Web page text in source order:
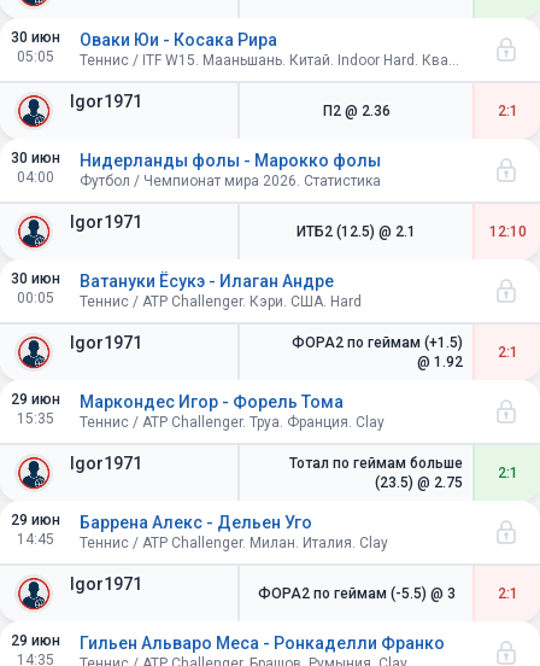
30 июн
05:05
Igor1971
Оваки Юи - Косака Рира
Теннис / ITF W15. Мааньшань. Китай. Indoor Hard. Квалификация (3-й сет - супер тай-брейк)
П2 @ 2.36 2:1
30 июн
04:00
Igor1971
Нидерланды фолы - Марокко фолы
Футбол / Чемпионат мира 2026. Статистика
ИТБ2 (12.5) @ 2.1 12:10
30 июн
00:05
Igor1971
Ватануки Ёсукэ - Илаган Андре
Теннис / ATP Challenger. Кэри. США. Hard
ФОРА2 по геймам (+1.5)
@ 1.92
2:1
29 июн
15:35
Igor1971
Маркондес Игор - Форель Тома
Теннис / ATP Challenger. Труа. Франция. Clay
Тотал по геймам больше
(23.5) @ 2.75
2:1
29 июн
14:45
Igor1971
Баррена Алекс - Дельен Уго
Теннис / ATP Challenger. Милан. Италия. Clay
ФОРА2 по геймам (-5.5) @ 3 2:1
29 июн
14:35
Гильен Альваро Меса - Ронкаделли Франко